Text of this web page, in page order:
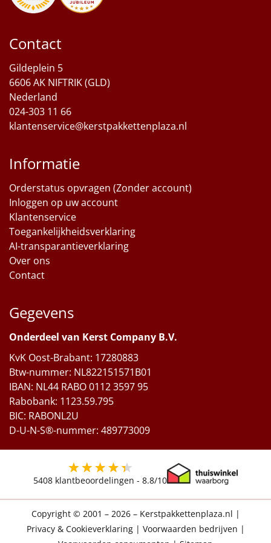
Particulier
Kerstgeschenken 2026
Relatiegeschenken
Per stuk
Alle overige
Contact
Gildeplein 5
6606 AK NIFTRIK (GLD)
Nederland
024-303 11 66
klantenservice@kerstpakkettenplaza.nl
Informatie
Orderstatus opvragen (Zonder account)
Inloggen op uw account
Klantenservice
Toegankelijkheidsverklaring
AI-transparantieverklaring
Over ons
Contact
Gegevens
Onderdeel van Kerst Company B.V.
KvK Oost-Brabant: 17280883
Btw-nummer: NL822151571B01
IBAN: NL44 RABO 0112 3597 95
Rabobank: 1123.59.795
BIC: RABONL2U
D-U-N-S®-nummer: 489773009
5408 klantbeoordelingen - 8.8/10
Copyright © 2001 – 2026 – Kerstpakkettenplaza.nl |
Privacy & Cookieverklaring| Voorwaarden bedrijven |